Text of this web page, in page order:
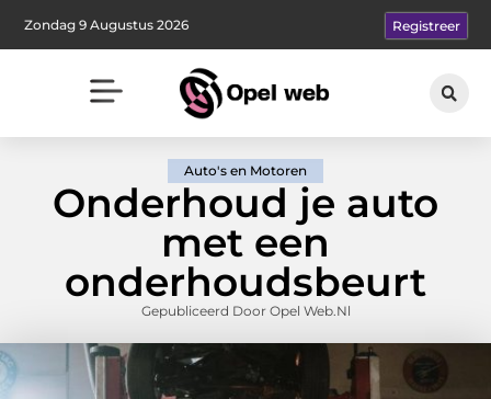
Zondag 9 Augustus 2026 Registreer
Auto's en Motoren
Onderhoud je auto
met een
onderhoudsbeurt
Gepubliceerd Door Opel Web.nl